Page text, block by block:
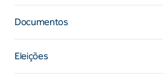
Documentos
Eleições